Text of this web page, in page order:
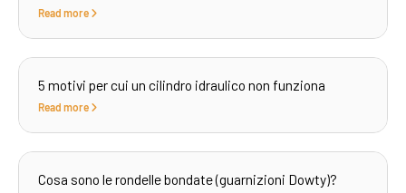
Read more
5 motivi per cui un cilindro idraulico non funziona
Read more
Cosa sono le rondelle bondate (guarnizioni Dowty)?